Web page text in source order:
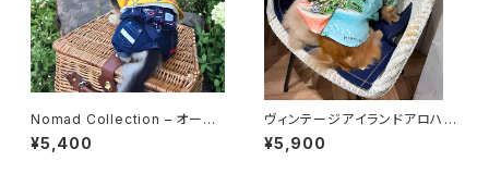
Nomad Collection – オープ
ンカラーシャツ
¥5,400
ヴィンテージアイランドアロハ /
Vintage Island Aloha (2カラ
ー)
¥5,900